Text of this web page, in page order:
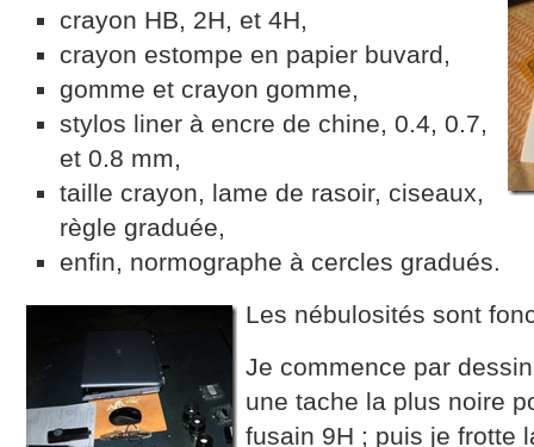
crayon HB, 2H, et 4H,
crayon estompe en papier buvard,
gomme et crayon gomme,
stylos liner à encre de chine, 0.4, 0.7,
et 0.8 mm,
taille crayon, lame de rasoir, ciseaux,
règle graduée,
enfin, normographe à cercles gradués.
Les nébulosités sont
Je commence par
une tache la plus noire
fusain 9H ; puis je frotte